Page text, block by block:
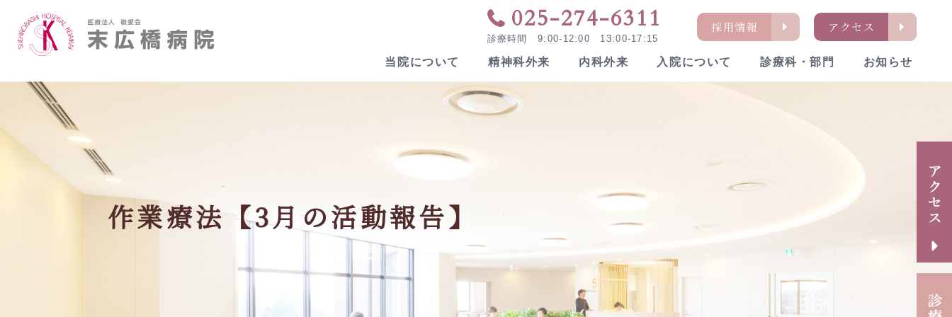
025-274-6311
診療時間 9:00-12:00 13:00-17:15
採用情報 アクセス
当院について
病院概要
フロア案内
当院の医療について詳しく知りたい方へ
精神科外来 内科外来 入院について 診療科・部門
看護部
作業療法
お知らせ
作業療法【3月の活動報告】